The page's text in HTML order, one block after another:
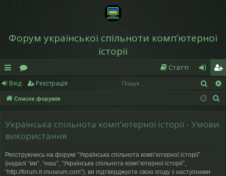
Форум української спільноти компʼютерної
історії
в
и
и
й
д
о
ру
и
Статті
хі
д
еє
ст
Вхід Реєстрація
Список форумів
Українська спільнота компʼютерної історії - Умови
використання
Реєструючись на форумі “Українська спільнота компʼютерної історії”
(надалі “ми”, “наш”, “Українська спільнота компʼютерної історії”,
“http://forum.it-museum.com”), ви підтверджуєте свою згоду з наступними